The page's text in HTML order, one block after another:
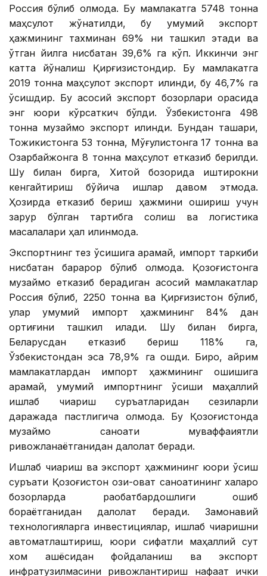
Россия бўлиб қолмоқда. Бу мамлакатга 5748 тонна
маҳсулот жўнатилди, бу умумий экспорт
ҳажмининг тахминан 69% ни ташкил этади ва
ўтган йилга нисбатан 39,6% га кўп. Иккинчи энг
катта йўналиш Қирғизистондир. Бу мамлакатга
2019 тонна маҳсулот экспорт қилинди, бу 46,7% га
ўсишдир. Бу асосий экспорт бозорлари орасида
энг юқори кўрсаткич бўлди. Ўзбекистонга 498
тонна музқаймоқ экспорт қилинди. Бундан ташқари,
Тожикистонга 53 тонна, Мўғулистонга 17 тонна ва
Озарбайжонга 8 тонна маҳсулот етказиб берилди.
Шу билан бирга, Хитой бозорида иштирокни
кенгайтириш бўйича ишлар давом этмоқда.
Ҳозирда етказиб бериш ҳажмини ошириш учун
зарур бўлган тартибга солиш ва логистика
масалалари ҳал қилинмоқда.
Экспортнинг тез ўсишига қарамай, импорт таркиби
нисбатан барқарор бўлиб қолмоқда. Қозоғистонга
музқаймоқ етказиб берадиган асосий мамлакатлар
Россия бўлиб, 2250 тонна ва Қирғизистон бўлиб,
улар умумий импорт ҳажмининг 84% дан
ортиғини ташкил қилади. Шу билан бирга,
Беларусдан етказиб бериш 118% га,
Ўзбекистондан эса 78,9% га ошди. Бироқ, айрим
мамлакатлардан импорт ҳажмининг ошишига
қарамай, умумий импортнинг ўсиши маҳаллий
ишлаб чиқариш суръатларидан сезиларли
даражада пастлигича қолмоқда. Бу Қозоғистонда
музқаймоқ саноати муваффақиятли
ривожланаётганидан далолат беради.
Ишлаб чиқариш ва экспорт ҳажмининг юқори ўсиш
суръати Қозоғистон озиқ-овқат саноатининг халқаро
бозорларда рақобатбардошлиги ошиб
бораётганидан далолат беради. Замонавий
технологияларга инвестициялар, ишлаб чиқаришни
автоматлаштириш, юқори сифатли маҳаллий сут
хом ашёсидан фойдаланиш ва экспорт
инфратузилмасини ривожлантириш нафақат ички